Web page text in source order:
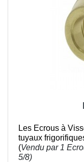
Les Ecrous à
tuyaux
(Vendu par 1
5/8)